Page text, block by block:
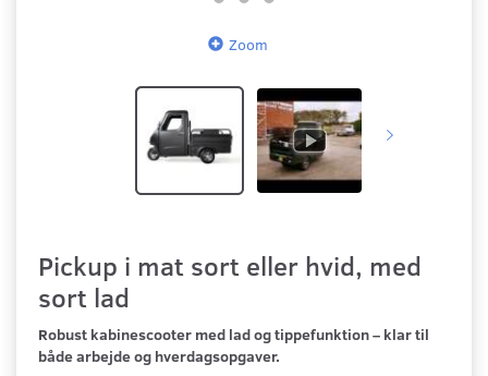
Zoom
Pickup i mat sort eller hvid, med
sort lad
Robust kabinescooter med lad og tippefunktion – klar til
både arbejde og hverdagsopgaver.